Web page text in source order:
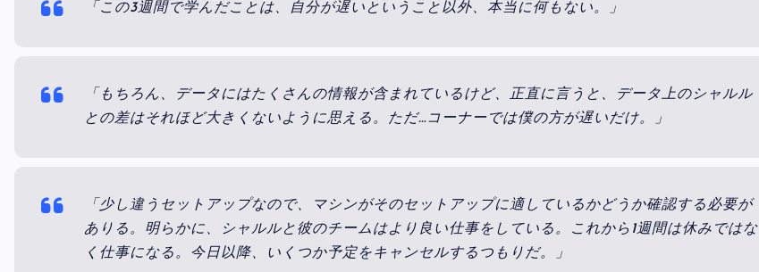
「この3週間で学んだことは、自分が遅いということ以外、本当に何もない。」
「もちろん、データにはたくさんの情報が含まれているけど、正直に言うと、データ上のシャルル
との差はそれほど大きくないように思える。ただ…コーナーでは僕の方が遅いだけ。」
「少し違うセットアップなので、マシンがそのセットアップに適しているかどうか確認する必要が
ありる。明らかに、シャルルと彼のチームはより良い仕事をしている。これから1週間は休みではな
く仕事になる。今日以降、いくつか予定をキャンセルするつもりだ。」